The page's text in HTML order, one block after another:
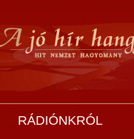
RÁDIÓNKRÓL